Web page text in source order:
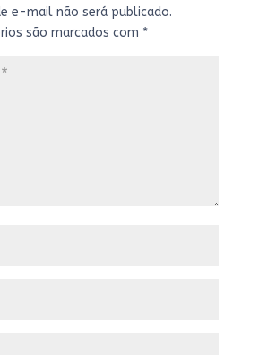
e-mail não será publicado.
são marcados com *